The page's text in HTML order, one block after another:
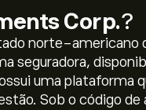
Corp.?
norte-americano
seguradora,
uma plataforma
Sob o código de